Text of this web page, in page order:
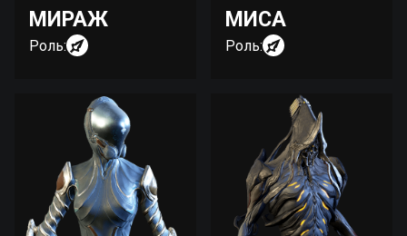
МИРАЖ
Роль:
МИСА
Роль: